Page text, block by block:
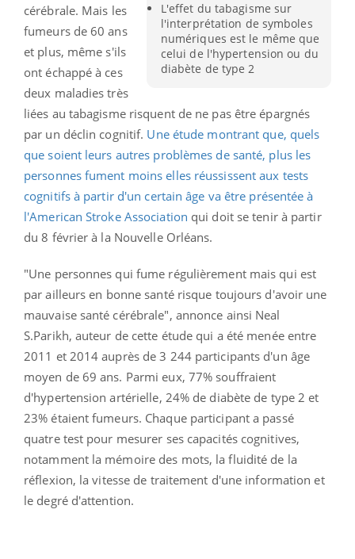
L'effet du tabagisme sur
l'interprétation de symboles
numériques est le même que
celui de l'hypertension ou du
diabète de type 2
cérébrale. Mais les
fumeurs de 60 ans
et plus, même s'ils
ont échappé à ces
deux maladies très
liées au tabagisme risquent de ne pas être épargnés
par un déclin cognitif. Une étude montrant que, quels
que soient leurs autres problèmes de santé, plus les
personnes fument moins elles réussissent aux tests
cognitifs à partir d'un certain âge va être présentée à
l'American Stroke Association qui doit se tenir à partir
du 8 février à la Nouvelle Orléans.
"Une personnes qui fume régulièrement mais qui est
par ailleurs en bonne santé risque toujours d'avoir une
mauvaise santé cérébrale", annonce ainsi Neal
S.Parikh, auteur de cette étude qui a été menée entre
2011 et 2014 auprès de 3 244 participants d'un âge
moyen de 69 ans. Parmi eux, 77% souffraient
d'hypertension artérielle, 24% de diabète de type 2 et
23% étaient fumeurs. Chaque participant a passé
quatre test pour mesurer ses capacités cognitives,
notamment la mémoire des mots, la fluidité de la
réflexion, la vitesse de traitement d'une information et
le degré d'attention.